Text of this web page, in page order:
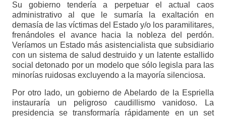
Su gobierno tendería a perpetuar el actual caos
administrativo al que le sumaría la exaltación en
demasía de las víctimas del Estado y/o los paramilitares,
frenándoles el avance hacia la nobleza del perdón.
Veríamos un Estado más asistencialista que subsidiario
con un sistema de salud destruido y un latente estallido
social detonado por un modelo que sólo legisla para las
minorías ruidosas excluyendo a la mayoría silenciosa.
Por otro lado, un gobierno de Abelardo de la Espriella
instauraría un peligroso caudillismo vanidoso. La
presidencia se transformaría rápidamente en un set